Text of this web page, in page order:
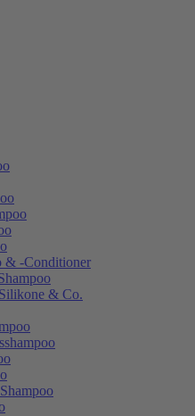
& -Conditioner
& Co.